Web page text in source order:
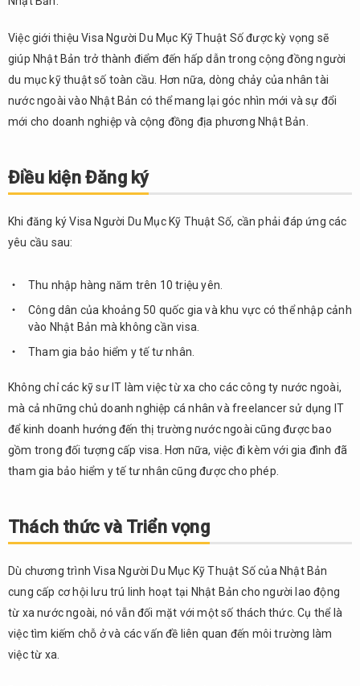
Việc giới thiệu Visa Người Du Mục Kỹ Thuật Số được kỳ vọng sẽ
giúp Nhật Bản trở thành điểm đến hấp dẫn trong cộng đồng người
du mục kỹ thuật số toàn cầu. Hơn nữa, dòng chảy của nhân tài
nước ngoài vào Nhật Bản có thể mang lại góc nhìn mới và sự đổi
mới cho doanh nghiệp và cộng đồng địa phương Nhật Bản.
Điều kiện Đăng ký
Khi đăng ký Visa Người Du Mục Kỹ Thuật Số, cần phải đáp ứng các
yêu cầu sau:
Thu nhập hàng năm trên 10 triệu yên.
Công dân của khoảng 50 quốc gia và khu vực có thể nhập cảnh
vào Nhật Bản mà không cần visa.
Tham gia bảo hiểm y tế tư nhân.
Không chỉ các kỹ sư IT làm việc từ xa cho các công ty nước ngoài,
mà cả những chủ doanh nghiệp cá nhân và freelancer sử dụng IT
để kinh doanh hướng đến thị trường nước ngoài cũng được bao
gồm trong đối tượng cấp visa. Hơn nữa, việc đi kèm với gia đình đã
tham gia bảo hiểm y tế tư nhân cũng được cho phép.
Thách thức và Triển vọng
Dù chương trình Visa Người Du Mục Kỹ Thuật Số của Nhật Bản
cung cấp cơ hội lưu trú linh hoạt tại Nhật Bản cho người lao động
từ xa nước ngoài, nó vẫn đối mặt với một số thách thức. Cụ thể là
việc tìm kiếm chỗ ở và các vấn đề liên quan đến môi trường làm
việc từ xa.